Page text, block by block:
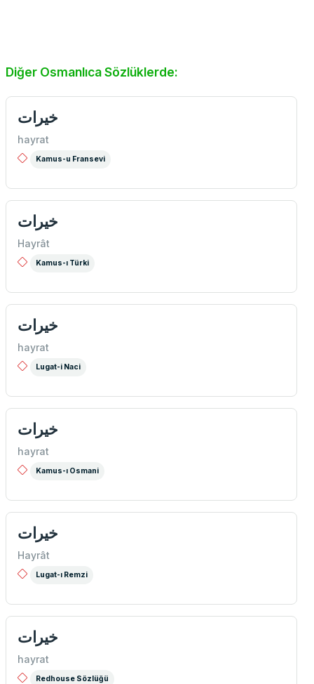
Diğer Osmanlıca Sözlüklerde:
خيرات
hayrat
Kamus-u Fransevi
خيرات
Hayrât
Kamus-ı Türki
خيرات
hayrat
Lugat-i Naci
خيرات
hayrat
Kamus-ı Osmani
خيرات
Hayrât
Lugat-ı Remzi
خيرات
hayrat
Redhouse Sözlüğü